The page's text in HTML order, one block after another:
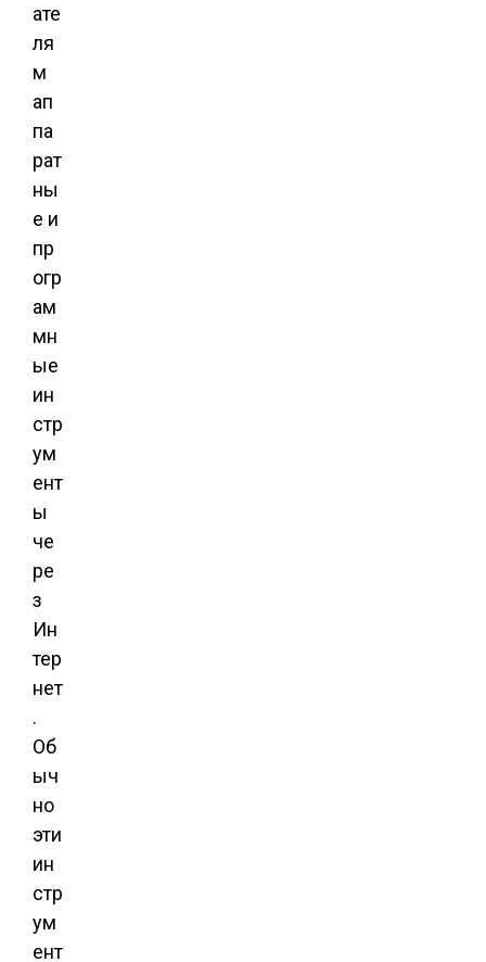
ате
ля
м
ап
па
рат
ны
е и
пр
огр
ам
мн
ые
ин
стр
ум
ент
ы
че
ре
з
Ин
тер
нет
.
Об
ыч
но
эти
ин
стр
ум
ент